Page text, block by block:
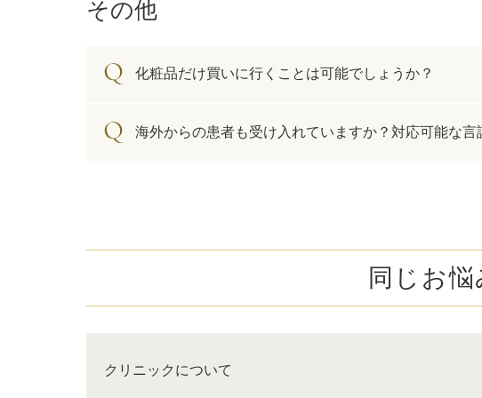
その他
化粧品だけ買いに行くことは可能でしょうか？
海外からの患者も受け入れていますか？対応可能な言
同じお
クリニックについて